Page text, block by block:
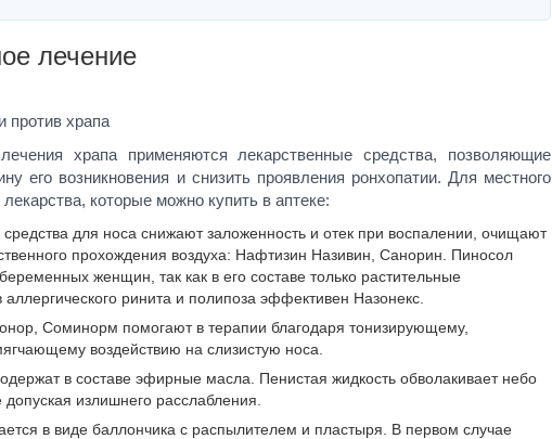
лечение
против храпа
храпа применяются лекарственные средства, позволяющие
его возникновения и снизить проявления ронхопатии. Для местного
которые можно купить в аптеке:
для носа снижают заложенность и отек при воспалении, очищают
прохождения воздуха: Нафтизин Називин, Санорин. Пиносол
женщин, так как в его составе только растительные
ринита и полипоза эффективен Назонекс.
Соминорм помогают в терапии благодаря тонизирующему,
воздействию на слизистую носа.
в составе эфирные масла. Пенистая жидкость обволакивает небо
излишнего расслабления.
в виде баллончика с распылителем и пластыря. В первом случае